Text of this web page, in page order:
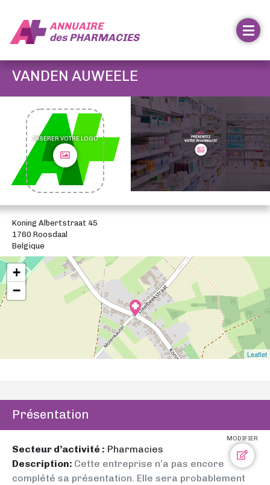
ANNUAIRE
desPHARMACIES
VANDEN AUWEELE
INSÉRER VOTRE LOGO
Koning Albertstraat 45
1760 Roosdaal
Belgique
+
−
Leaflet
Présentation
MODIFIER
Secteur d’activité : Pharmacies
Description: Cette entreprise n’a pas encore
complété sa présentation. Elle sera probablement